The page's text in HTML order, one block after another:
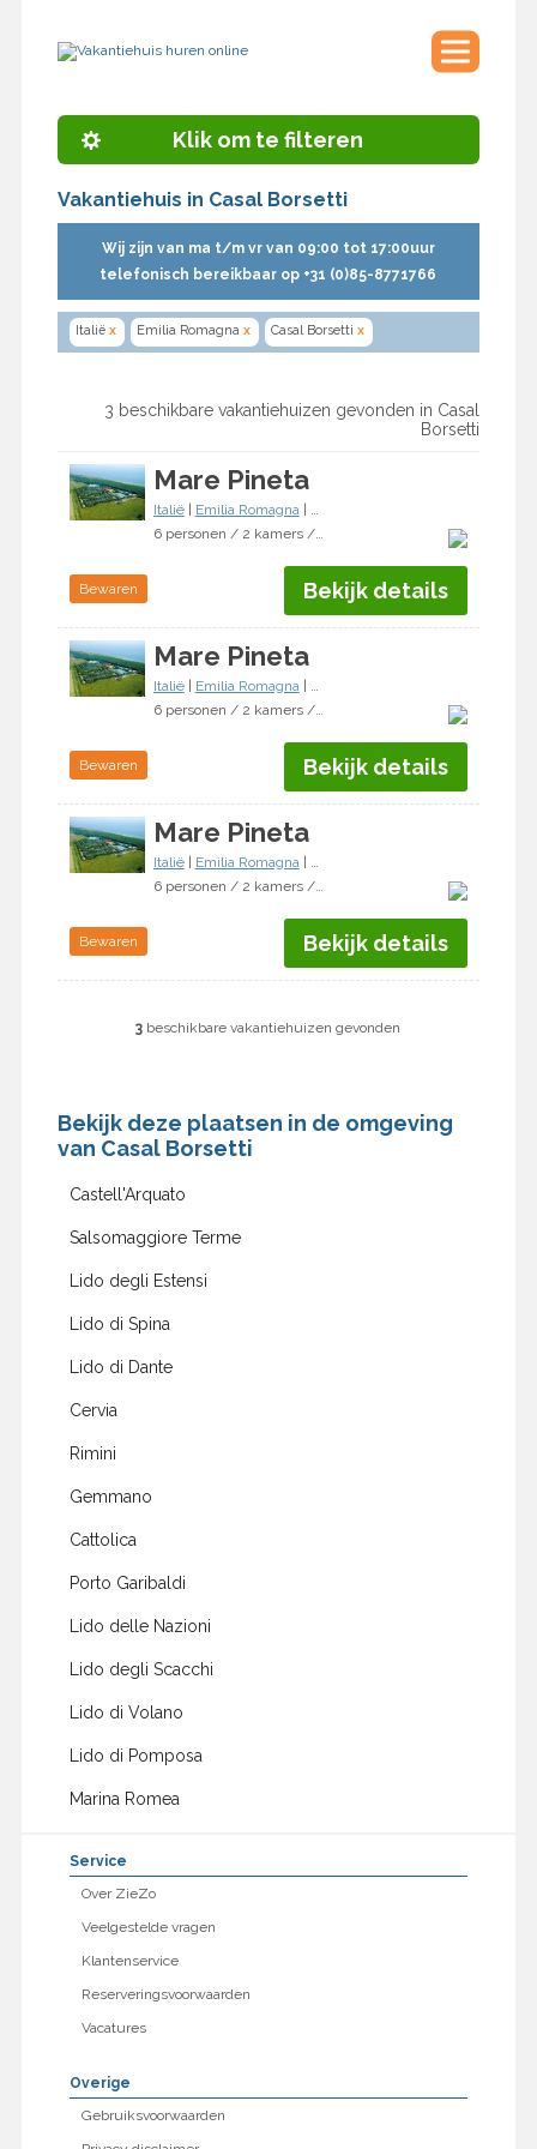
Klik om te filteren
Vakantiehuis in Casal Borsetti
Wij zijn van ma t/m vr van 09:00 tot 17:00uur
telefonisch bereikbaar op +31 (0)85-8771766
Italië x Emilia Romagna x Casal Borsetti x
3 beschikbare vakantiehuizen gevonden in Casal
Borsetti
Mare Pineta
Italië| Emilia Romagna| Casal Borsetti
6 personen / 2 kamers / 2 slaapkamers
Bewaren Bekijk details
Mare Pineta
Italië| Emilia Romagna| Casal Borsetti
6 personen / 2 kamers / 2 slaapkamers
Bewaren Bekijk details
Mare Pineta
Italië| Emilia Romagna| Casal Borsetti
6 personen / 2 kamers / 2 slaapkamers
Bewaren Bekijk details
3 beschikbare vakantiehuizen gevonden
Bekijk deze plaatsen in de omgeving
van Casal Borsetti
Castell'Arquato
Salsomaggiore Terme
Lido degli Estensi
Lido di Spina
Lido di Dante
Cervia
Rimini
Gemmano
Cattolica
Porto Garibaldi
Lido delle Nazioni
Lido degli Scacchi
Lido di Volano
Lido di Pomposa
Marina Romea
Service
Over ZieZo
Veelgestelde vragen
Klantenservice
Reserveringsvoorwaarden
Vacatures
Overige
Gebruiksvoorwaarden